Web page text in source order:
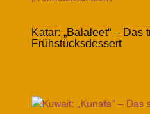
Katar: „Balaleet“ –
Frühstücksdessert